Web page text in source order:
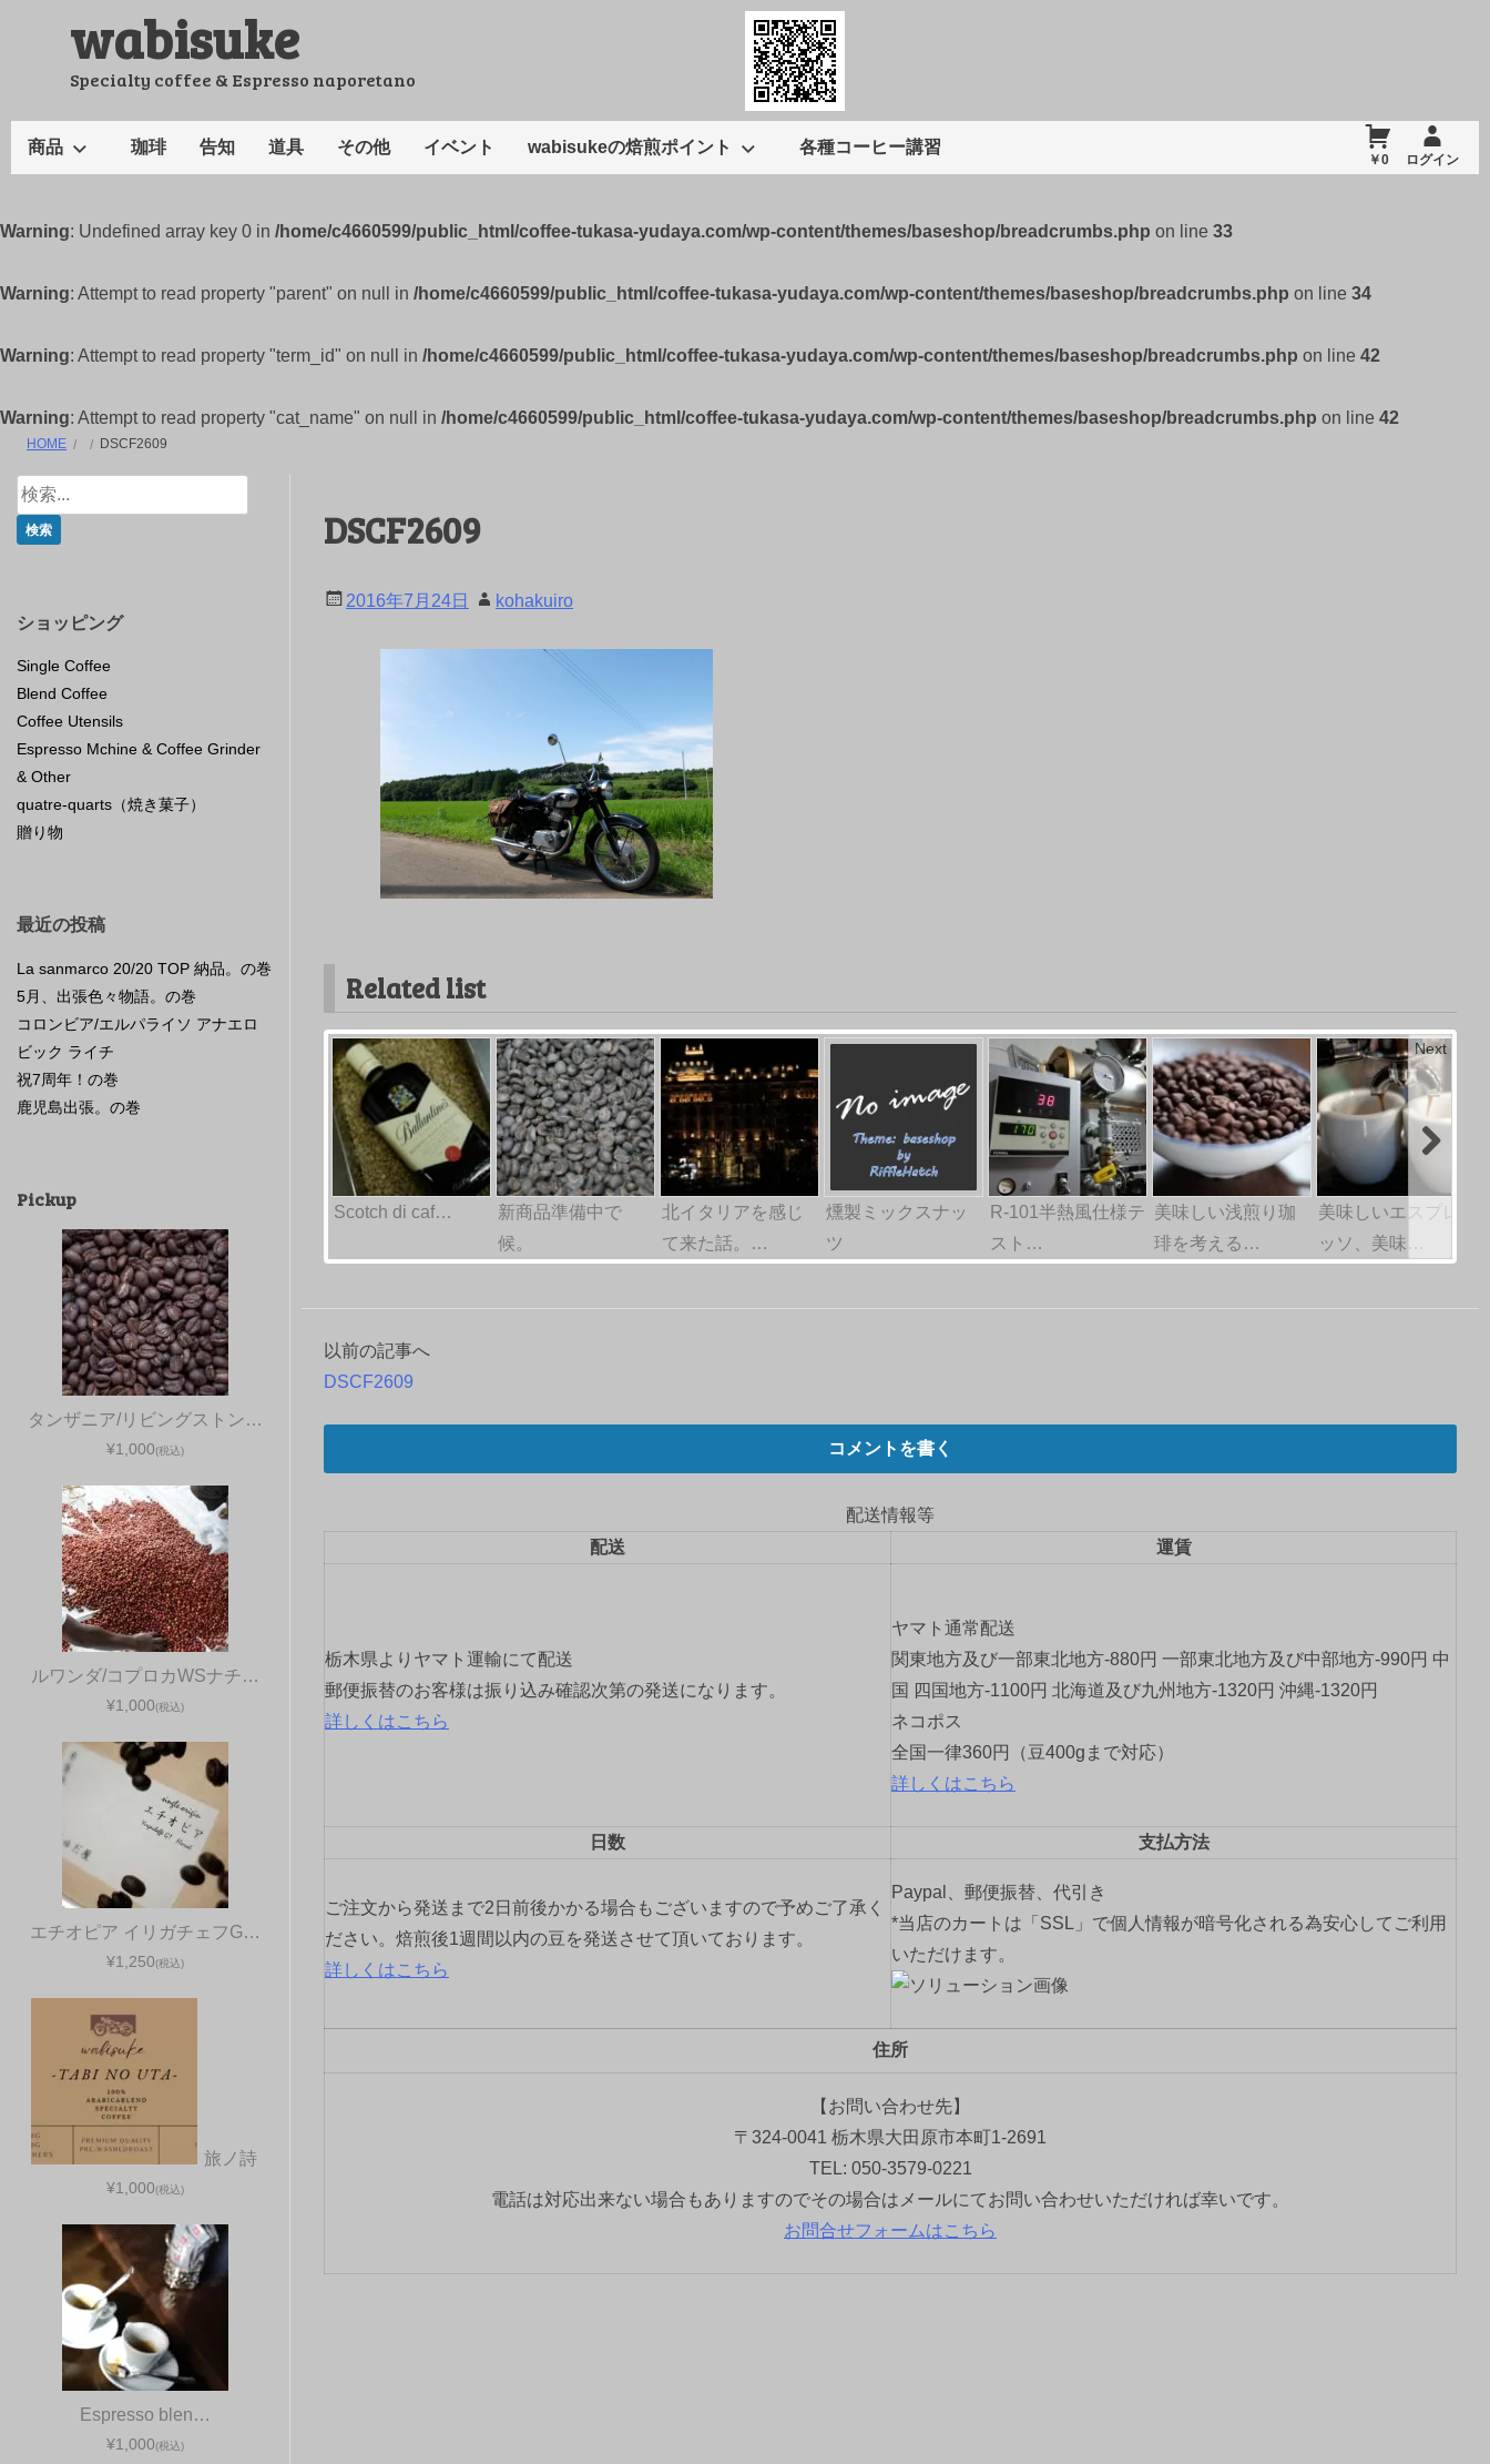
キ
プ
wabisuke
Specialty coffee & Espresso naporetano
商品 珈琲 告知 道具 その他 イベント wabisukeの焙煎ポイント 各種コーヒー講習
￥0 ログイン
Warning: Undefined array key 0 in /home/c4660599/public_html/coffee-tukasa-yudaya.com/wp-content/themes/baseshop/breadcrumbs.php on line 33
Warning: Attempt to read property "parent" on null in /home/c4660599/public_html/coffee-tukasa-yudaya.com/wp-content/themes/baseshop/breadcrumbs.php on line 34
Warning: Attempt to read property "term_id" on null in /home/c4660599/public_html/coffee-tukasa-yudaya.com/wp-content/themes/baseshop/breadcrumbs.php on line 42
Warning: Attempt to read property "cat_name" on null in /home/c4660599/public_html/coffee-tukasa-yudaya.com/wp-content/themes/baseshop/breadcrumbs.php on line 42
HOME DSCF2609
DSCF2609
2016年7月24日 kohakuiro
Related list
Scotch di caf…
新商品準備中で
候。
北イタリアを感じ
て来た話。…
燻製ミックスナッ
ツ
R-101半熱風仕様テ
スト…
美味しい浅煎り珈
琲を考える…
美味しいエスプレ
ッソ、美味…
Next
投
シ
ョ
以前の記事へ
DSCF2609
コメントを書く
配送情報等
配送
運賃
栃木県よりヤマト運輸にて配送
郵便振替のお客様は振り込み確認次第の発送になります。
詳しくはこちら
ヤマト通常配送
関東地方及び一部東北地方-880円 一部東北地方及び中部地方-990円 中
国 四国地方-1100円 北海道及び九州地方-1320円 沖縄-1320円
ネコポス
全国一律360円（豆400gまで対応）
詳しくはこちら
日数 支払方法
ご注文から発送まで2日前後かかる場合もございますので予めご了承く
ださい。焙煎後1週間以内の豆を発送させて頂いております。
詳しくはこちら
Paypal、郵便振替、代引き
*当店のカートは「SSL」で個人情報が暗号化される為安心してご利用
いただけます。
住所
【お問い合わせ先】
〒324-0041 栃木県大田原市本町1-2691
TEL: 050-3579-0221
電話は対応出来ない場合もありますのでその場合はメールにてお問い合わせいただければ幸いです。
お問合せフォームはこちら
ショッピング
Single Coffee
Blend Coffee
Coffee Utensils
Espresso Mchine & Coffee Grinder
& Other
quatre-quarts（焼き菓子）
贈り物
最近の投稿
La sanmarco 20/20 TOP 納品。の巻
5月、出張色々物語。の巻
コロンビア/エルパライソ アナエロ
ビック ライチ
祝7周年！の巻
鹿児島出張。の巻
Pickup
タンザニア/リビングストン…
¥1,000(税込)
ルワンダ/コプロカWSナチ…
¥1,000(税込)
エチオピア イリガチェフG…
¥1,250(税込)
旅ノ詩
¥1,000(税込)
Espresso blen…
¥1,000(税込)